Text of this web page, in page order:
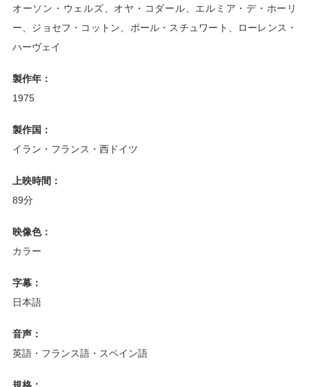
オーソン・ウェルズ、オヤ・コダール、エルミア・デ・ホーリ
ー、ジョセフ・コットン、ポール・スチュワート、ローレンス・
ハーヴェイ
製作年：
1975
製作国：
イラン・フランス・西ドイツ
上映時間：
89分
映像色：
カラー
字幕：
日本語
音声：
英語・フランス語・スペイン語
規格：